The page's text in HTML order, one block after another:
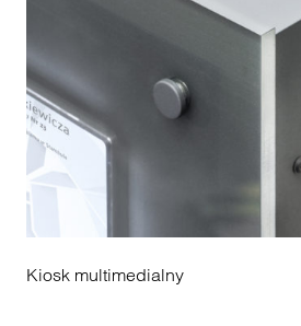
Kiosk multimedialny